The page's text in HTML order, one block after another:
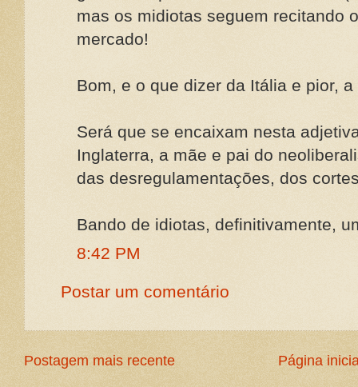
mas os midiotas seguem recitando
mercado!
Bom, e o que dizer da Itália e pior,
Será que se encaixam nesta
Inglaterra, a mãe e pai do
das desregulamentações, dos
Bando de idiotas, definitivamente,
8:42 PM
Postar um comentário
Postagem mais recente Página